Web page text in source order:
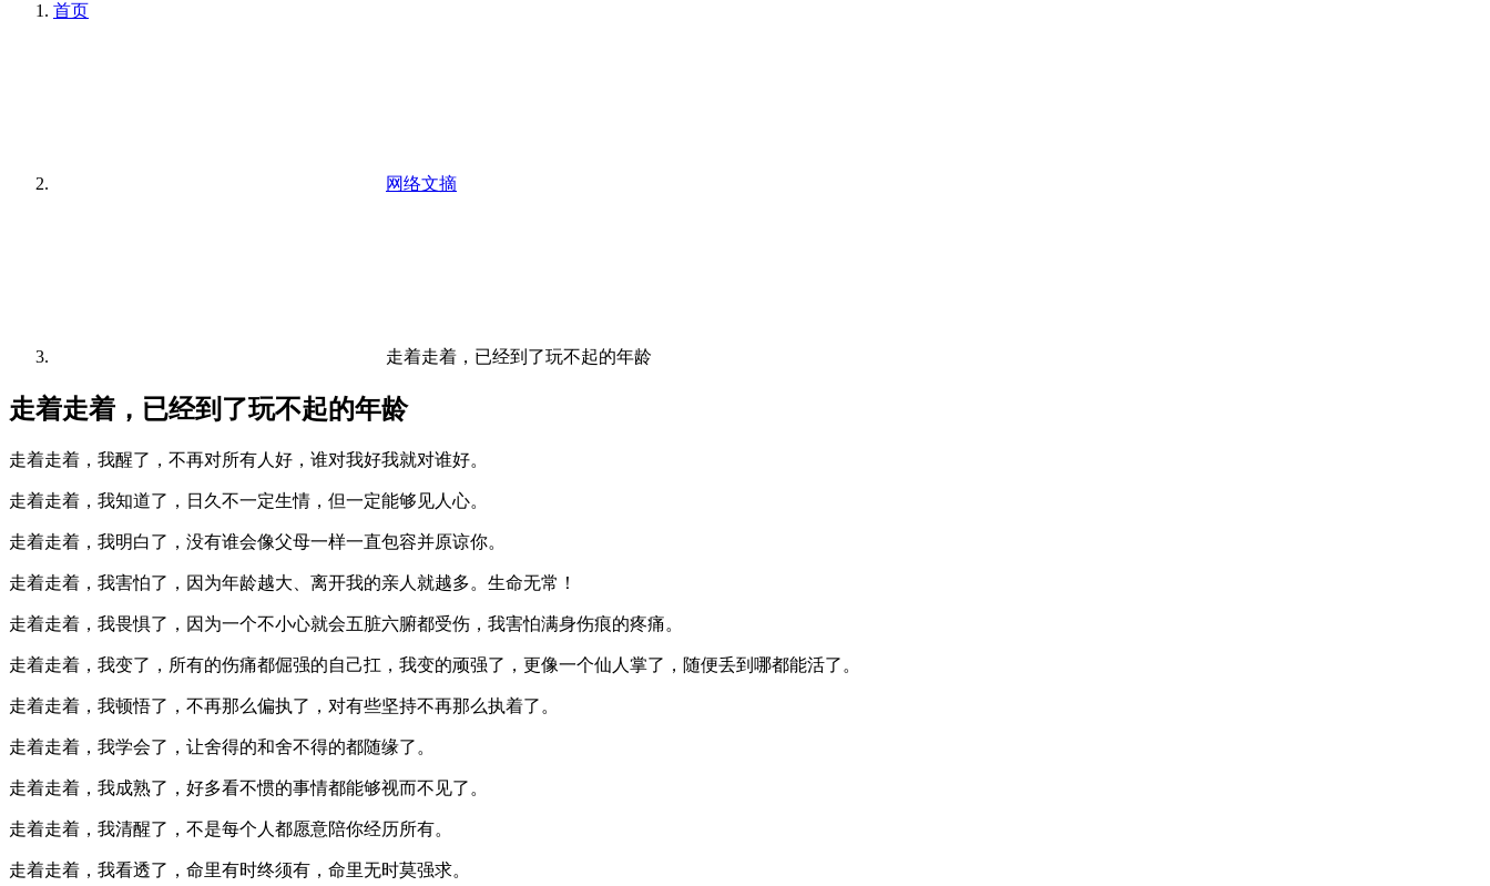
首页
网络文摘
走着走着，已经到了玩不起的年龄
走着走着，已经到了玩不起的年龄
走着走着，我醒了，不再对所有人好，谁对我好我就对谁好。
走着走着，我知道了，日久不一定生情，但一定能够见人心。
走着走着，我明白了，没有谁会像父母一样一直包容并原谅你。
走着走着，我害怕了，因为年龄越大、离开我的亲人就越多。生命无常！
走着走着，我畏惧了，因为一个不小心就会五脏六腑都受伤，我害怕满身伤痕的疼痛。
走着走着，我变了，所有的伤痛都倔强的自己扛，我变的顽强了，更像一个仙人掌了，随便丢到哪都能活了。
走着走着，我顿悟了，不再那么偏执了，对有些坚持不再那么执着了。
走着走着，我学会了，让舍得的和舍不得的都随缘了。
走着走着，我成熟了，好多看不惯的事情都能够视而不见了。
走着走着，我清醒了，不是每个人都愿意陪你经历所有。
走着走着，我看透了，命里有时终须有，命里无时莫强求。